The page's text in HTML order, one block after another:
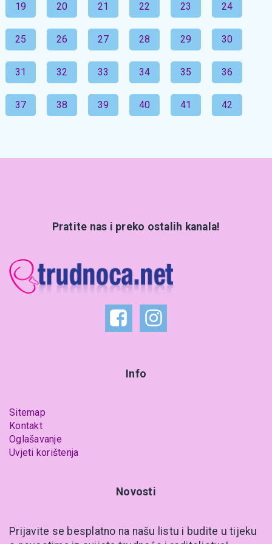
19 20 21 22 23 24
25 26 27 28 29 30
31 32 33 34 35 36
37 38 39 40 41 42
Pratite nas i preko ostalih kanala!
Info
Sitemap
Kontakt
Oglašavanje
Uvjeti korištenja
Novosti
Prijavite se besplatno na našu listu i budite u tijeku